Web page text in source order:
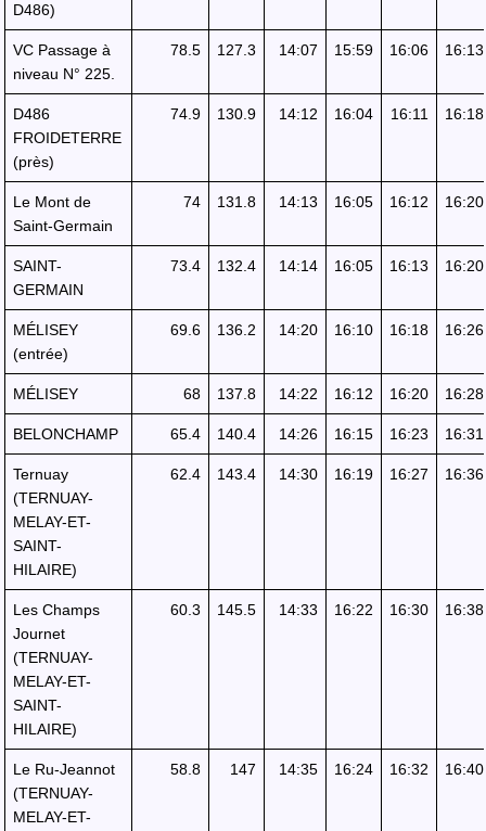
D486)
VC Passage à
niveau N° 225.
78.5 127.3 14:07 15:59 16:06 16:13
D486
FROIDETERRE
(près)
74.9 130.9 14:12 16:04 16:11 16:18
Le Mont de
Saint-Germain
74 131.8 14:13 16:05 16:12 16:20
SAINT-
GERMAIN
73.4 132.4 14:14 16:05 16:13 16:20
MÉLISEY
(entrée)
69.6 136.2 14:20 16:10 16:18 16:26
MÉLISEY 68 137.8 14:22 16:12 16:20 16:28
BELONCHAMP 65.4 140.4 14:26 16:15 16:23 16:31
Ternuay
(TERNUAY-
MELAY-ET-
SAINT-
HILAIRE)
62.4 143.4 14:30 16:19 16:27 16:36
Les Champs
Journet
(TERNUAY-
MELAY-ET-
SAINT-
HILAIRE)
60.3 145.5 14:33 16:22 16:30 16:38
Le Ru-Jeannot
(TERNUAY-
MELAY-ET-
58.8 147 14:35 16:24 16:32 16:40